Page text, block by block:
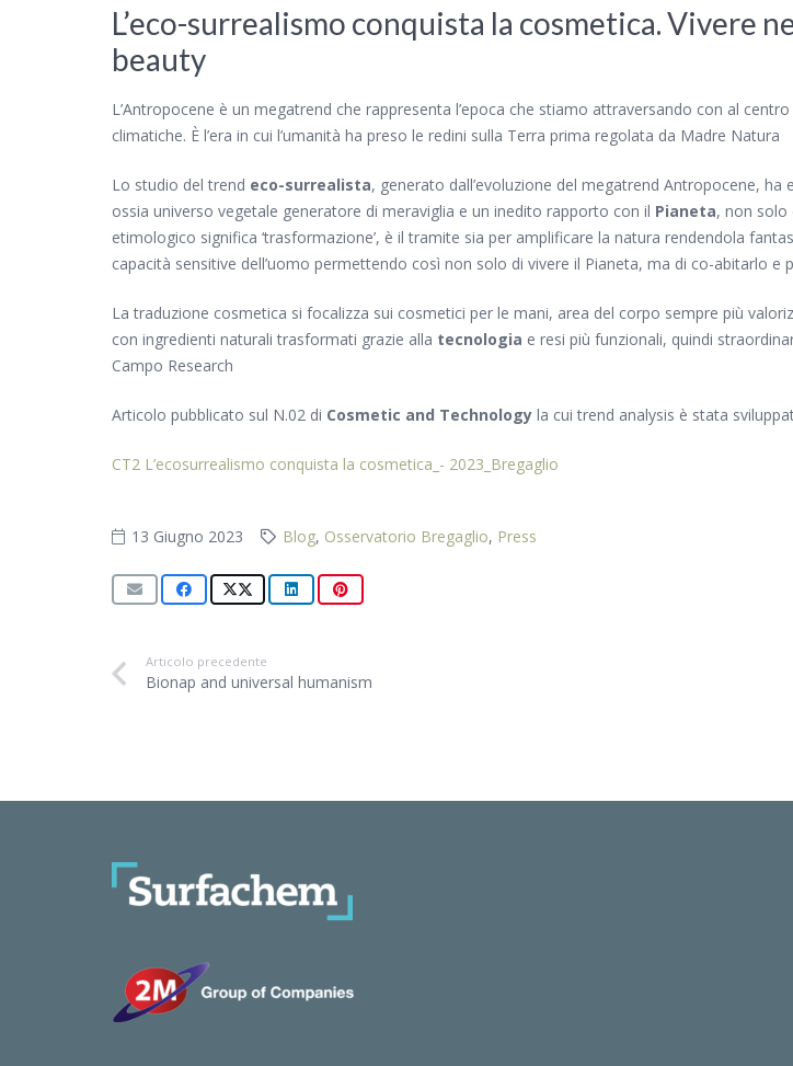
L’eco-surrealismo conquista la cosmetica. Vivere
beauty
L’Antropocene è un megatrend che rappresenta l’epoca che stiamo attraversando con al
climatiche. È l’era in cui l’umanità ha preso le redini sulla Terra prima regolata da Madre Natura
Lo studio del trend eco-surrealista, generato dall’evoluzione del megatrend Antropocene,
ossia universo vegetale generatore di meraviglia e un inedito rapporto con il Pianeta, non solo
etimologico significa ‘trasformazione’, è il tramite sia per amplificare la natura rendendola
capacità sensitive dell’uomo permettendo così non solo di vivere il Pianeta, ma di co-abitarlo e
La traduzione cosmetica si focalizza sui cosmetici per le mani, area del corpo sempre più
con ingredienti naturali trasformati grazie alla tecnologia e resi più funzionali, quindi
Campo Research
Articolo pubblicato sul N.02 di Cosmetic and Technology la cui trend analysis è stata
CT2 L’ecosurrealismo conquista la cosmetica_- 2023_Bregaglio
13 Giugno 2023 Blog, Osservatorio Bregaglio, Press
Articolo precedente
Bionap and universal humanism